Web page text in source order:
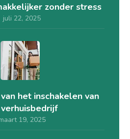
zonder stress
juli 22, 2025
het inschakelen van
19, 2025